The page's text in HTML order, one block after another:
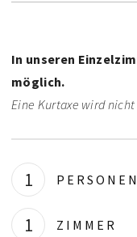
In unseren
möglich.
Eine Kurtaxe wird nicht
1 PERSONEN
1 ZIMMER